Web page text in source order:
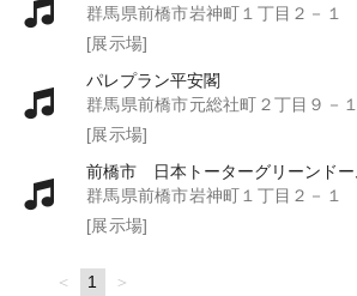
群馬県前橋市岩神町１丁目２－１
[展示場]
パレプラン平安閣
群馬県前橋市元総社町２丁目９－１
[展示場]
前橋市 日本トーターグリーンドー
群馬県前橋市岩神町１丁目２－１
[展示場]
page
You're
1 page